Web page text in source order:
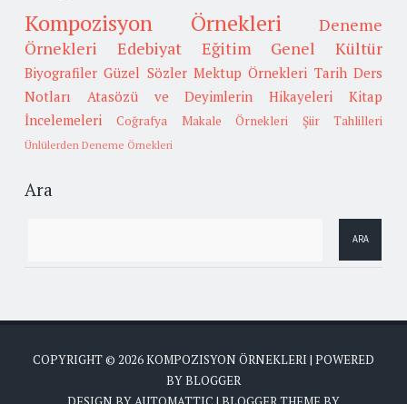
Kompozisyon Örnekleri
Deneme
Örnekleri
Edebiyat Eğitim Genel Kültür
Biyografiler Güzel Sözler Mektup Örnekleri Tarih Ders
Notları
Atasözü ve Deyimlerin Hikayeleri
Kitap
İncelemeleri
Coğrafya Makale Örnekleri Şiir Tahlilleri
Ünlülerden Deneme Örnekleri
Ara
COPYRIGHT © 2026KOMPOZISYON ÖRNEKLERI | POWERED
BYBLOGGER